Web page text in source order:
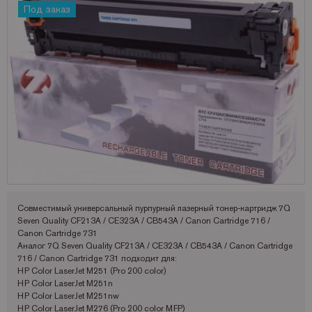
Lexmark
OCE
OKI
Panasonic
Toshiba
Xerox
Катюша
Аналоги Lexmark
Аналоги Oki
Аналоги Panasonic
Аналоги Pantum
Аналоги Ricoh
Аналоги Samsung
Аналоги Sharp
Запчасти для OKI
Запчасти для Samsung
Запчасти для Toshiba
Запчасти для Xerox
Фотобумага Kodak для струйных принтеров
Фотобумага Lomond и пленки для струйных принтеров
Пленка для ламинирования Корея
Принтеры Epson
Принтеры Hewllet Packard
Принтеры Lexmark
Принтеры OKI
Принтеры Panasonic
Принтеры Ricoh
Принтеры Samsung
Принтеры XEROX
Факсы Panasonic
Принтеры Kyocera
Мониторы
Мониторы HP
Другое
Под заказ
Совместимый универсальный пурпурный лазерный тонер-картридж 7Q
Seven Quality CF213A / CE323A / CB543A / Canon Cartridge 716 /
Canon Cartridge 731
Аналог 7Q Seven Quality CF213A / CE323A / CB543A / Canon Cartridge
716 / Canon Cartridge 731 подходит для:
HP Color LaserJet M251 (Pro 200 color)
HP Color LaserJet M251n
HP Color LaserJet M251nw
HP Color LaserJet M276 (Pro 200 color MFP)